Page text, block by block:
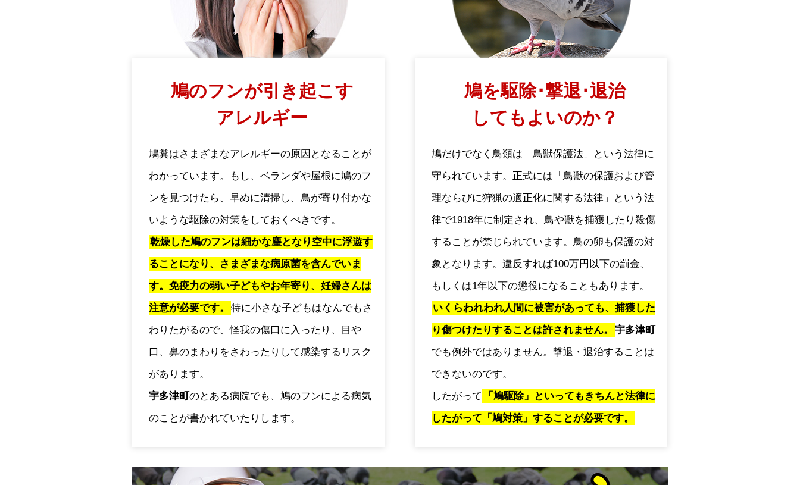
鳩のフンが引き起こす
アレルギー
鳩糞はさまざまなアレルギーの原因となることが
わかっています。もし、ベランダや屋根に鳩のフ
ンを見つけたら、早めに清掃し、鳥が寄り付かな
いような駆除の対策をしておくべきです。
乾燥した鳩のフンは細かな塵となり空中に浮遊す
ることになり、さまざまな病原菌を含んでいま
す。免疫力の弱い子どもやお年寄り、妊婦さんは
注意が必要です。
特に小さな子どもはなんでもさ
わりたがるので、怪我の傷口に入ったり、目や
口、鼻のまわりをさわったりして感染するリスク
があります。
宇多津町のとある病院でも、鳩のフンによる病気
のことが書かれていたりします。
鳩を駆除･撃退･退治
してもよいのか？
鳩だけでなく鳥類は「鳥獣保護法」という法律に
守られています。正式には「鳥獣の保護および管
理ならびに狩猟の適正化に関する法律」という法
律で1918年に制定され、鳥や獣を捕獲したり殺傷
することが禁じられています。鳥の卵も保護の対
象となります。違反すれば100万円以下の罰金、
もしくは1年以下の懲役になることもあります。
いくらわれわれ人間に被害があっても、捕獲した
り傷つけたりすることは許されません。
宇多津町
でも例外ではありません。撃退・退治することは
できないのです。
したがって
「鳩駆除」といってもきちんと法律に
したがって「鳩対策」することが必要です。